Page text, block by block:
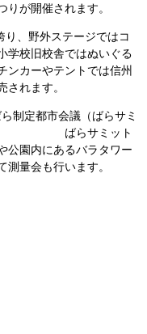
が開催されます。
、野外ステージではコ
学校旧校舎ではぬいぐる
ンカーやテントでは信州
れます。
制定都市会議（ばらサミ
ばらサミット
公園内にあるバラタワー
量会も行います。
）